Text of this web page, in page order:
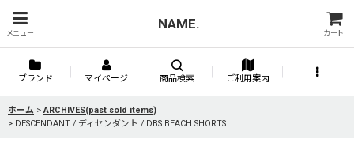
メニュー
NAME.
カート
ブランド マイページ 商品検索 ご利用案内
ホーム > ARCHIVES(past sold items)
> DESCENDANT / ディセンダント / DBS BEACH SHORTS